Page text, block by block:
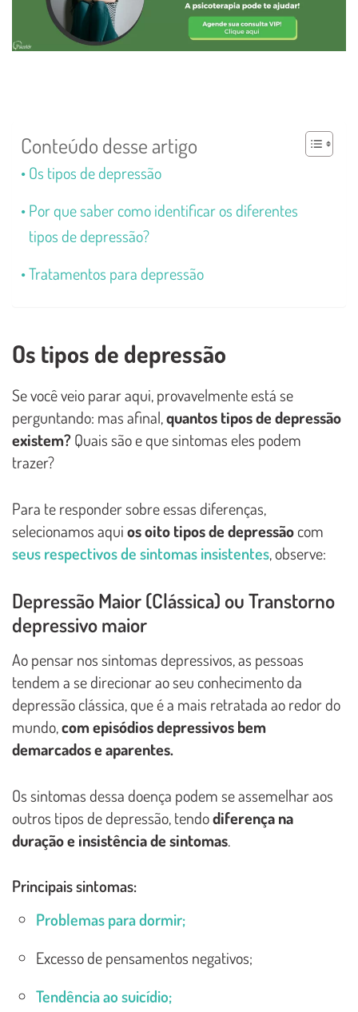
Conteúdo desse artigo
Os tipos de depressão
Por que saber como identificar os diferentes
tipos de depressão?
Tratamentos para depressão
Os tipos de depressão
Se você veio parar aqui, provavelmente está se
perguntando: mas afinal,quantos tipos de depressão
existem?Quais são e que sintomas eles podem
trazer?
Para te responder sobre essas diferenças,
selecionamos aquios oito tipos de depressãocom
seus respectivos de sintomas insistentes, observe:
Depressão Maior (Clássica) ou Transtorno
depressivo maior
Ao pensar nos sintomas depressivos, as pessoas
tendem a se direcionar ao seu conhecimento da
depressão clássica, que é a mais retratada ao redor do
mundo,com episódios depressivos bem
demarcados e aparentes.
Os sintomas dessa doença podem se assemelhar aos
outros tipos de depressão, tendodiferença na
duração e insistência de sintomas.
Principais sintomas:
Problemas para dormir;
Excesso de pensamentos negativos;
Tendência ao suicídio;